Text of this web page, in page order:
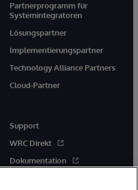
Partnerprogramm für
Systemintegratoren
Lösungspartner
Implementierungspartner
Technology Alliance Partners
Cloud-Partner
Support
WRC Direkt
Dokumentation